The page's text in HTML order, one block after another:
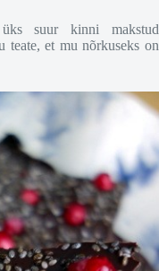
suur kinni makstud
et mu nõrkuseks on